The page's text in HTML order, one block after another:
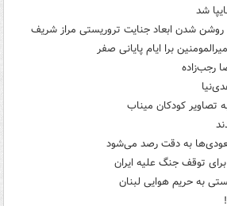
شد
روشن شدن ابعاد جنایت تروریستی مراز شریف
برا ایام پایانی صفر
رجب‌زاده
تصاویر کودکان میناب
به دقت رصد می‌شود
به حریم هوایی لبنان